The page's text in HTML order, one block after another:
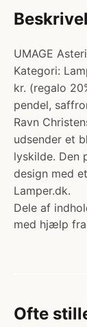
UMAGE
Kategori:
kr. (regalo
pendel,
Ravn
udsender et
lyskilde. Den
design med
Lamper.dk.
Dele af
med hjælp fra
Ofte